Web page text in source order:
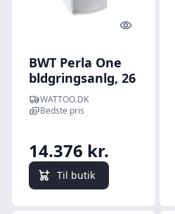
Quick look
BWT Perla One
bldgringsanlg, 26
l/min, 1-5
personer
WATTOO.DK
Bedste pris
14.376 kr.
Til butik